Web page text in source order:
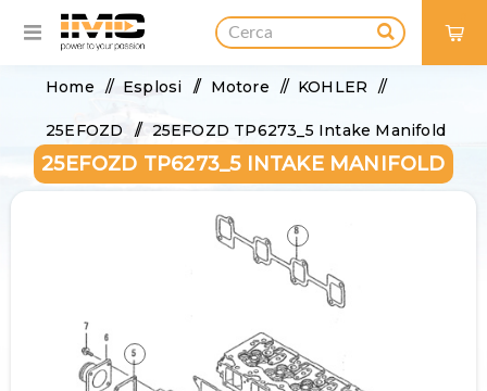
Home / Esplosi / Motore / KOHLER /
25EFOZD / 25EFOZD TP6273_5 Intake Manifold
25EFOZD TP6273_5 INTAKE MANIFOLD